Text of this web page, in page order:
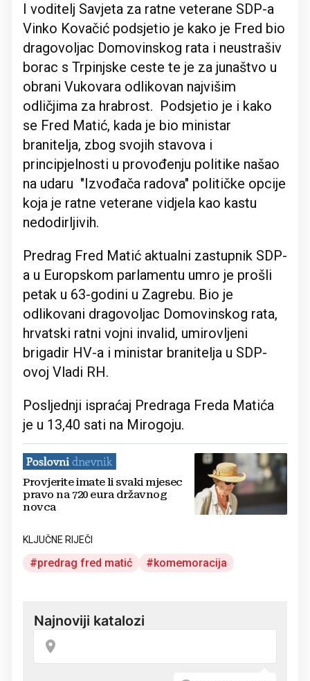
I voditelj Savjeta za ratne veterane SDP-a
Vinko Kovačić podsjetio je kako je Fred bio
dragovoljac Domovinskog rata i neustrašiv
borac s Trpinjske ceste te je za junaštvo u
obrani Vukovara odlikovan najvišim
odličjima za hrabrost. Podsjetio je i kako
se Fred Matić, kada je bio ministar
branitelja, zbog svojih stavova i
principjelnosti u provođenju politike našao
na udaru "Izvođača radova" političke opcije
koja je ratne veterane vidjela kao kastu
nedodirljivih.
Predrag Fred Matić aktualni zastupnik SDP-
a u Europskom parlamentu umro je prošli
petak u 63-godini u Zagrebu. Bio je
odlikovani dragovoljac Domovinskog rata,
hrvatski ratni vojni invalid, umirovljeni
brigadir HV-a i ministar branitelja u SDP-
ovoj Vladi RH.
Posljednji ispraćaj Predraga Freda Matića
je u 13,40 sati na Mirogoju.
Provjerite imate li svaki mjesec
pravo na 720 eura državnog
novca
KLJUČNE RIJEČI
predrag fred matić komemoracija